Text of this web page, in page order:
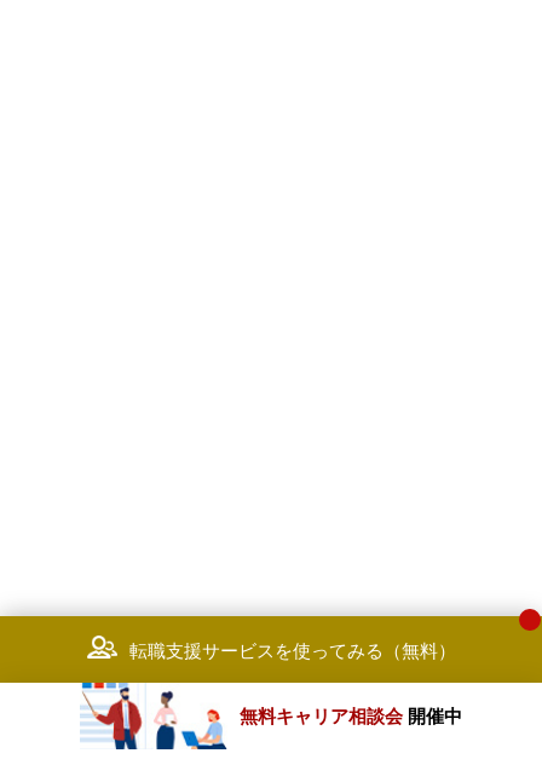
転職支援サービスを使ってみる（無料）
無料キャリア相談会 開催中